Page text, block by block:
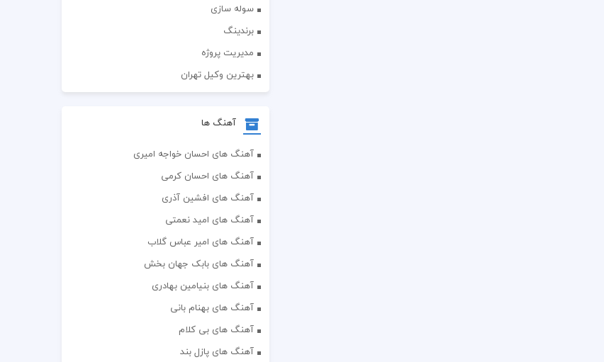
سوله سازی
برندینگ
مدیریت پروژه
بهترین وکیل تهران
آهنگ ها
آهنگ های احسان خواجه امیری
آهنگ های احسان کرمی
آهنگ های افشین آذری
آهنگ های امید نعمتی
آهنگ های امیر عباس گلاب
آهنگ های بابک جهان بخش
آهنگ های بنیامین بهادری
آهنگ های بهنام بانی
آهنگ های بی کلام
آهنگ های پازل بند